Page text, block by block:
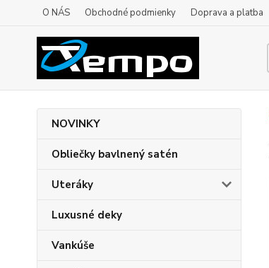
O NÁS Obchodné podmienky Doprava a platba
NOVINKY
Obliečky bavlnený satén
Uteráky
Luxusné deky
Vankúše